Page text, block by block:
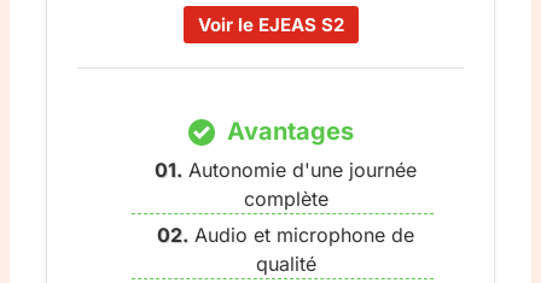
Voir le EJEAS S2
Avantages
Autonomie d'une journée
complète
Audio et microphone de
qualité